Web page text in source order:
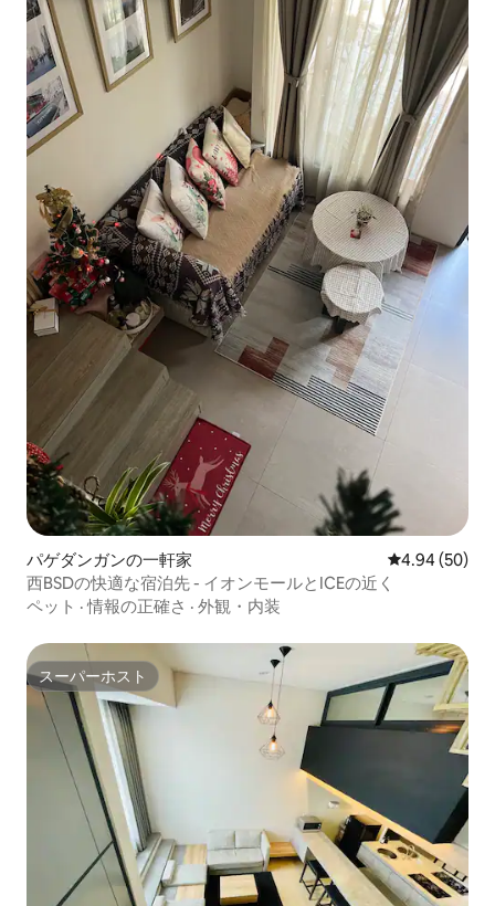
パゲダンガンの一軒家 レビュー50
4.94 (50)
西BSDの快適な宿泊先 - イオンモールとICEの近く
ペット ·情報の正確さ · 外観・内装
スーパーホスト
スーパーホスト